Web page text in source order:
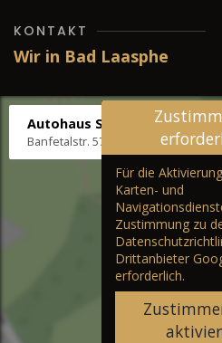
KONTAKT
Wir in Bad Laasphe
Autohaus Stenger
Banfetalstr. 57, 57334 Bad Laasphe
Für die
Karten- und
Zustimmung zu
Drittanbieter
erforderlich.